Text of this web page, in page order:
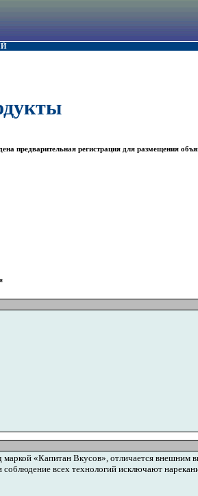
предварительная регистрация для размещения
«Капитан Вкусов», отличается внешним
всех технологий исключают